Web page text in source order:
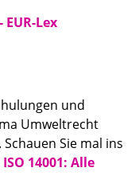
EUR-Lex
und
Umweltrecht
Sie mal ins
14001: Alle